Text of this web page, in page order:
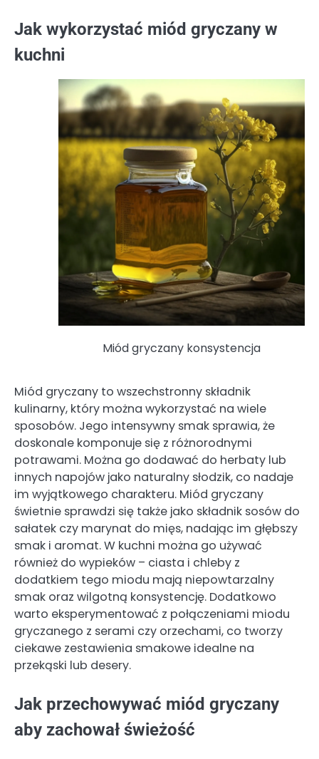
Jak wykorzystać miód gryczany w
kuchni
Miód gryczany konsystencja
Miód gryczany to wszechstronny składnik
kulinarny, który można wykorzystać na wiele
sposobów. Jego intensywny smak sprawia, że
doskonale komponuje się z różnorodnymi
potrawami. Można go dodawać do herbaty lub
innych napojów jako naturalny słodzik, co nadaje
im wyjątkowego charakteru. Miód gryczany
świetnie sprawdzi się także jako składnik sosów do
sałatek czy marynat do mięs, nadając im głębszy
smak i aromat. W kuchni można go używać
również do wypieków – ciasta i chleby z
dodatkiem tego miodu mają niepowtarzalny
smak oraz wilgotną konsystencję. Dodatkowo
warto eksperymentować z połączeniami miodu
gryczanego z serami czy orzechami, co tworzy
ciekawe zestawienia smakowe idealne na
przekąski lub desery.
Jak przechowywać miód gryczany
aby zachował świeżość